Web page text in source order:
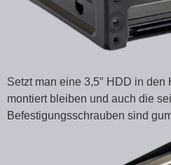
Setzt man eine 3,5″ HDD in
montiert bleiben und auch die
Befestigungsschrauben sind